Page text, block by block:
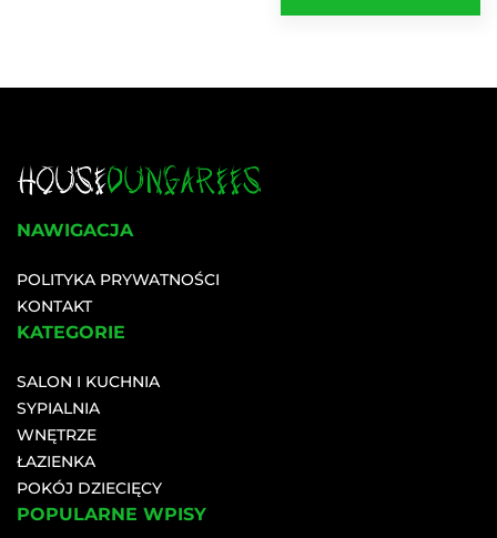
NAWIGACJA
POLITYKA PRYWATNOŚCI
KONTAKT
KATEGORIE
SALON I KUCHNIA
SYPIALNIA
WNĘTRZE
ŁAZIENKA
POKÓJ DZIECIĘCY
POPULARNE WPISY